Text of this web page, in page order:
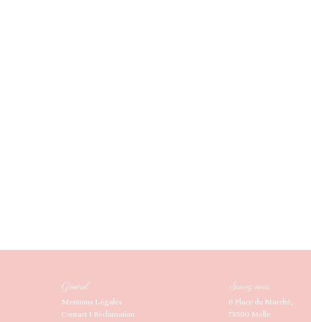
Général
Mentions Légales
Contact I Réclamation
Suivez-nous
6 Place du Marché,
79500 Melle